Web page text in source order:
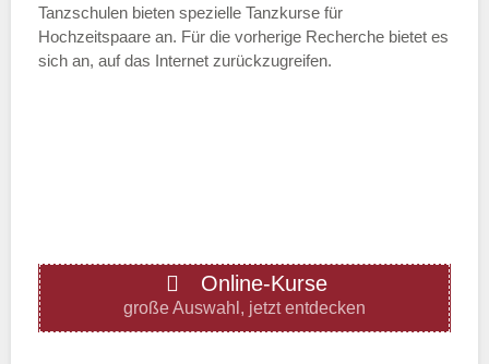
ÖFFNUNGSZEITEN HINZUFÜGEN
Donnerstag
Tanzschulen bieten spezielle Tanzkurse für
Hochzeitspaare an. Für die vorherige Recherche bietet es
sich an, auf das Internet zurückzugreifen.
Online-Kurse
große Auswahl, jetzt entdecken